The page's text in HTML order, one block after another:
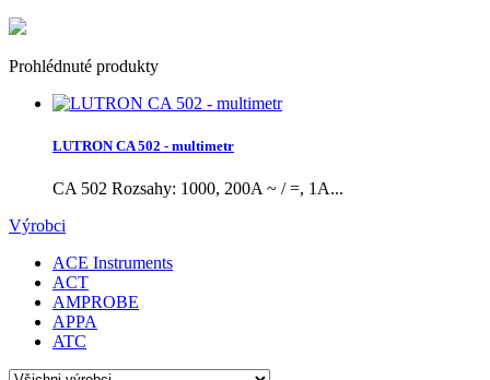
Prohlédnuté produkty
LUTRON CA 502 - multimetr
CA 502 Rozsahy: 1000, 200A ~ / =, 1A...
Výrobci
ACE Instruments
ACT
AMPROBE
APPA
ATC